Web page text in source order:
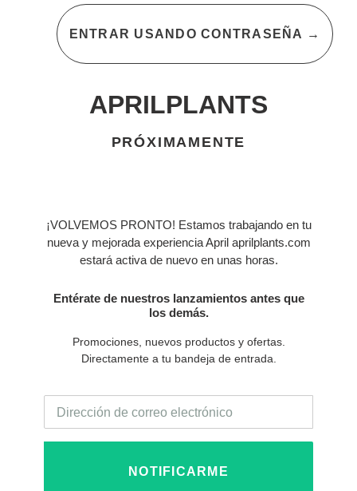
ENTRAR USANDO CONTRASEÑA →
APRILPLANTS
PRÓXIMAMENTE
¡VOLVEMOS PRONTO! Estamos trabajando en tu
nueva y mejorada experiencia April aprilplants.com
estará activa de nuevo en unas horas.
Entérate de nuestros lanzamientos antes que
los demás.
Promociones, nuevos productos y ofertas.
Directamente a tu bandeja de entrada.
Electrónico
NOTIFICARME